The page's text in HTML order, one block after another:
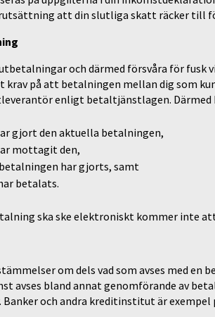
att din slutliga skatt räcker till
och därmed försvåra för fusk
på att betalningen mellan dig som
enligt betaltjänstlagen.
gjort den aktuella betalningen,
mottagit den,
har gjorts, samt
betalats.
ska ske elektroniskt kommer inte
om dels vad som avses med en
avses bland annat genomförande av
och andra kreditinstitut är